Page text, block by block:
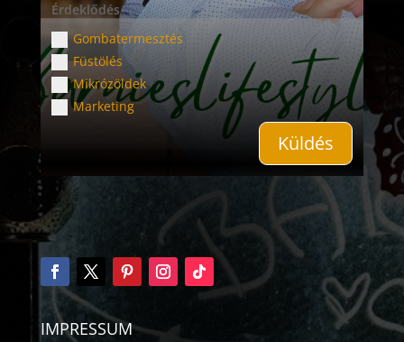
Érdeklődés
Gombatermesztés
Füstölés
Mikrózöldek
Marketing
Küldés
IMPRESSUM